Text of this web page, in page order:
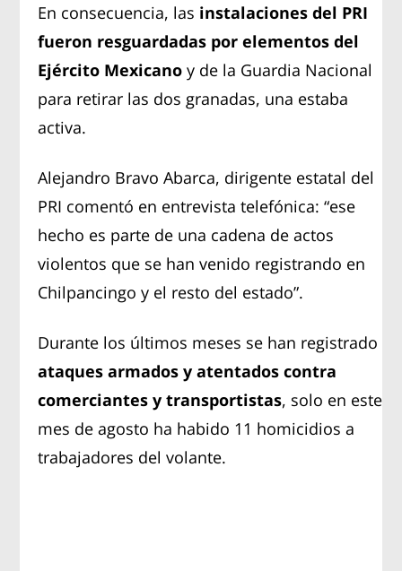
En consecuencia, las instalaciones del PRI
fueron resguardadas por elementos del
Ejército Mexicano y de la Guardia Nacional
para retirar las dos granadas, una estaba
activa.
Alejandro Bravo Abarca, dirigente estatal del
PRI comentó en entrevista telefónica: “ese
hecho es parte de una cadena de actos
violentos que se han venido registrando en
Chilpancingo y el resto del estado”.
Durante los últimos meses se han registrado
ataques armados y atentados contra
comerciantes y transportistas, solo en este
mes de agosto ha habido 11 homicidios a
trabajadores del volante.